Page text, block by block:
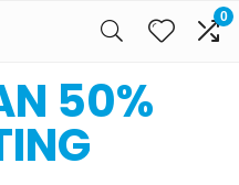
0
Sale Days
50%